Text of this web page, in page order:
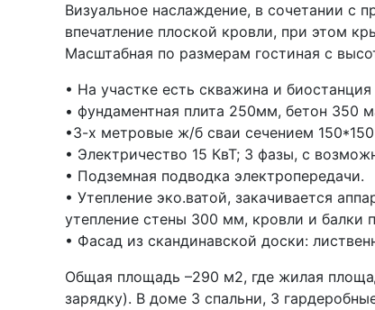
Визуальное наслаждение, в сочетании с
впечатление плоской кровли, при этом
Масштабная по размерам гостиная с
• На участке есть скважина и биостанция
• фундаментная плита 250мм, бетон 350
•3-х метровые ж/б сваи сечением
• Электричество 15 КвТ; 3 фазы, с
• Подземная подводка электропередачи.
• Утепление эко.ватой, закачивается
утепление стены 300 мм, кровли и балки
• Фасад из скандинавской доски:
Общая площадь –290 м2, где жилая
зарядку). В доме 3 спальни, 3